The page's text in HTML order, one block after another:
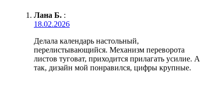
Лана Б. :
18.02.2026
Делала календарь настольный,
перелистывающийся. Механизм переворота
листов туговат, приходится прилагать усилие. А
так, дизайн мой понравился, цифры крупные.